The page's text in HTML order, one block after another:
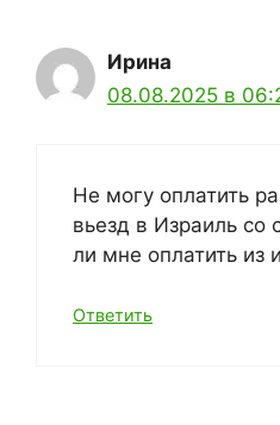
Ирина
08.08.2025 в
Не могу оплатить
вьезд в Израиль со
ли мне оплатить из
Ответить